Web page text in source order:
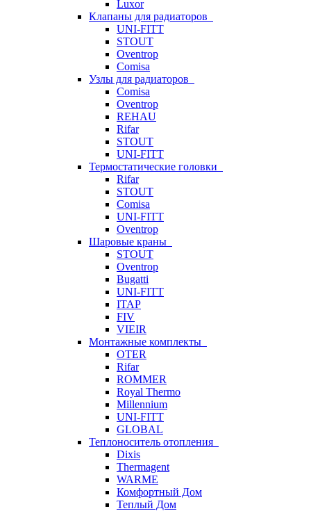
Luxor
Клапаны для радиаторов
UNI-FITT
STOUT
Oventrop
Comisa
Узлы для радиаторов
Comisa
Oventrop
REHAU
Rifar
STOUT
UNI-FITT
Термостатические головки
Rifar
STOUT
Comisa
UNI-FITT
Oventrop
Шаровые краны
STOUT
Oventrop
Bugatti
UNI-FITT
ITAP
FIV
VIEIR
Монтажные комплекты
OTER
Rifar
ROMMER
Royal Thermo
Millennium
UNI-FITT
GLOBAL
Теплоноситель отопления
Dixis
Thermagent
WARME
Комфортный Дом
Теплый Дом